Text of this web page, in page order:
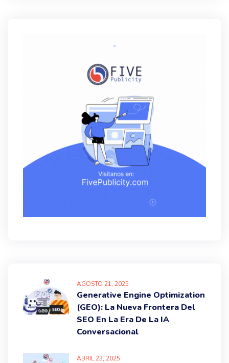
AGOSTO 21, 2025
Generative Engine Optimization
(GEO): La Nueva Frontera Del
SEO En La Era De La IA
Conversacional
ABRIL23, 2025